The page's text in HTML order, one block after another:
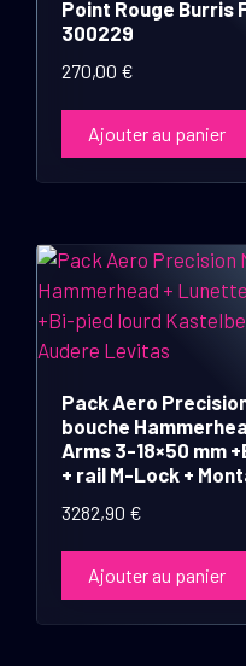
Point Rouge Burris
300229
270,00 €
Ajouter au panier
Pack Aero
bouche
Arms 3-18×50 mm
+ rail M-Lock +
3282,90 €
Ajouter au panier